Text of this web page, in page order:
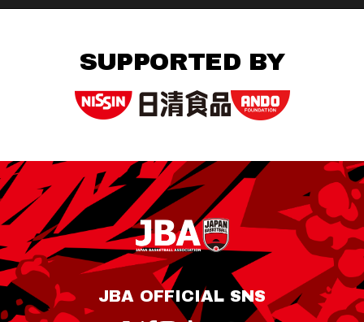
SUPPORTED BY
JBA OFFICIAL SNS